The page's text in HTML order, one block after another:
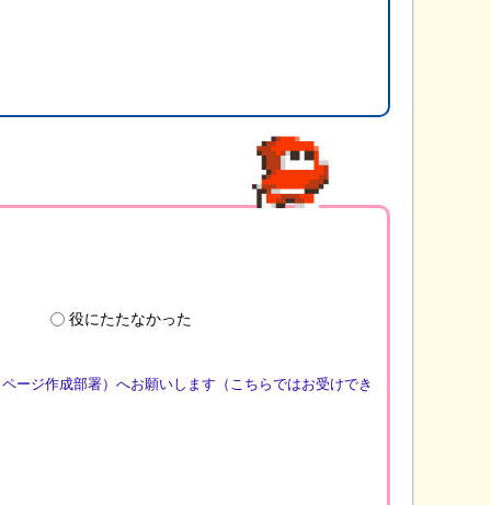
役にたたなかった
ージ作成部署）へお願いします（こちらではお受けでき